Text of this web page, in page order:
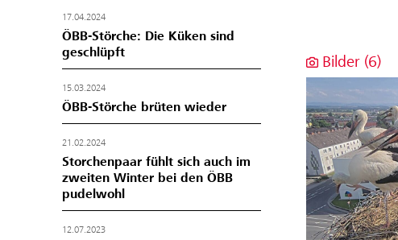
17.04.2024
ÖBB-Störche: Die Küken sind
geschlüpft
15.03.2024
ÖBB-Störche brüten wieder
21.02.2024
Storchenpaar fühlt sich auch im
zweiten Winter bei den ÖBB
pudelwohl
12.07.2023
Bilder (6)